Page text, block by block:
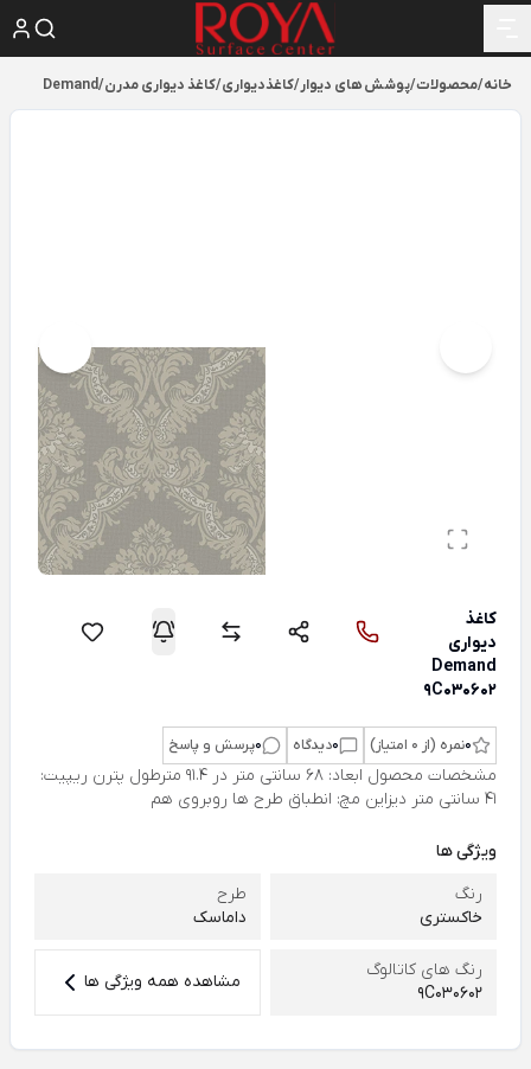
خانه/محصولات/پوشش های دیوار/کاغذدیواری/کاغذ دیواری مدرن/
Demand
کاغذ
دیواری
Demand
9C030602
0نمره (از 0 امتیاز) 0دیدگاه 0پرسش و پاسخ
مشخصات محصول ابعاد: 68 سانتی متر در 91.4 مترطول پترن ریپیت:
41 سانتی متر دیزاین مچ: انطباق طرح ها روبروی هم
ویژگی ها
رنگ
خاکستری
طرح
داماسک
رنگ های کاتالوگ
9C030602
مشاهده همه ویژگی ها